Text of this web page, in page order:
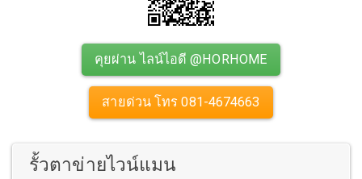
คุยผ่าน ไลน์ไอดี @HORHOME
สายด่วน โทร 081-4674663
รั้วตาข่ายไวน์แมน